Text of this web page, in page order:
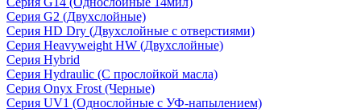
Серия G2 (Двухслойные)
Серия HD Dry (Двухслойные с отверстиями)
Серия Heavyweight HW (Двухслойные)
Серия Hybrid
Серия Hydraulic (С прослойкой масла)
Серия Onyx Frost (Черные)
Серия UV1 (Однослойные с УФ-напылением)